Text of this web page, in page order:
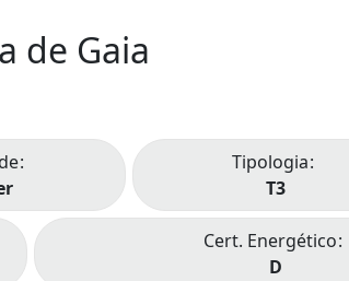
de Gaia
Tipologia
T3
Cert. Energético
D